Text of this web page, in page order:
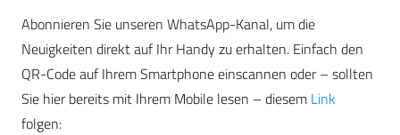
Abonnieren Sie unseren WhatsApp-Kanal, um die
Neuigkeiten direkt auf Ihr Handy zu erhalten. Einfach den
QR-Code auf Ihrem Smartphone einscannen oder – sollten
Sie hier bereits mit Ihrem Mobile lesen – diesem Link
folgen: